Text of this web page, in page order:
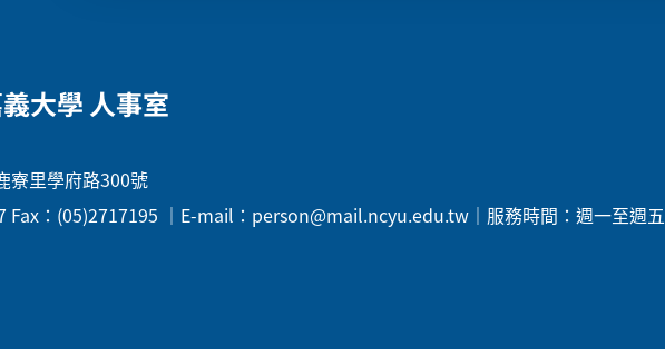
大學 人事室
寮里學府路300號
Fax：(05)2717195 ｜E-mail：person@mail.ncyu.edu.tw｜服務時間：週一至週五